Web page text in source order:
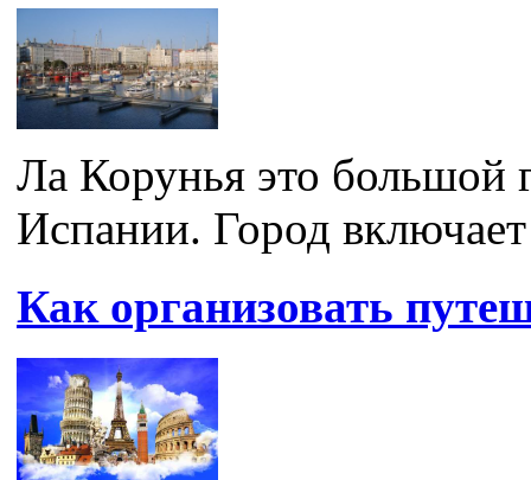
Ла Корунья это большой
Испании. Город
Как организовать